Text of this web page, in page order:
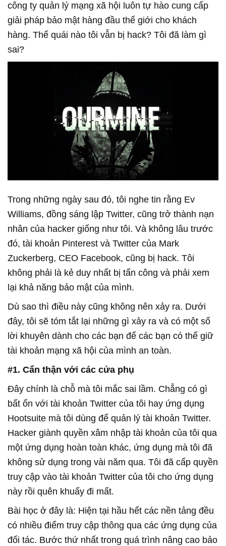
công ty quản lý mạng xã hội luôn tự hào cung cấp
giải pháp bảo mật hàng đầu thế giới cho khách
hàng. Thế quái nào tôi vẫn bị hack? Tôi đã làm gì
sai?
Trong những ngày sau đó, tôi nghe tin rằng Ev
Williams, đồng sáng lập Twitter, cũng trở thành nạn
nhân của hacker giống như tôi. Và không lâu trước
đó, tài khoản Pinterest và Twitter của Mark
Zuckerberg, CEO Facebook, cũng bị hack. Tôi
không phải là kẻ duy nhất bị tấn công và phải xem
lại khả năng bảo mật của mình.
Dù sao thì điều này cũng không nên xảy ra. Dưới
đây, tôi sẽ tóm tắt lại những gì xảy ra và có một số
lời khuyên dành cho các bạn để các bạn có thể giữ
tài khoản mạng xã hội của mình an toàn.
#1. Cẩn thận với các cửa phụ
Đây chính là chỗ mà tôi mắc sai lầm. Chẳng có gì
bất ổn với tài khoản Twitter của tôi hay ứng dụng
Hootsuite mà tôi dùng để quản lý tài khoản Twitter.
Hacker giành quyền xâm nhập tài khoản của tôi qua
một ứng dụng hoàn toàn khác, ứng dụng mà tôi đã
không sử dụng trong vài năm qua. Tôi đã cấp quyền
truy cập vào tài khoản Twitter của tôi cho ứng dụng
này rồi quên khuấy đi mất.
Bài học ở đây là: Hiện tại hầu hết các nền tảng đều
có nhiều điểm truy cập thông qua các ứng dụng của
đối tác. Bước thứ nhất trong quá trình nâng cao bảo